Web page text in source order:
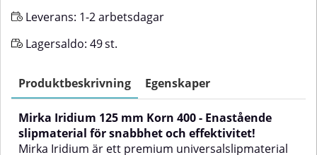
Leverans: 1-2 arbetsdagar
Lagersaldo: 49st.
Produktbeskrivning Egenskaper
Mirka Iridium 125 mm Korn 400 - Enastående
slipmaterial för snabbhet och effektivitet!
Mirka Iridium är ett premium universalslipmaterial